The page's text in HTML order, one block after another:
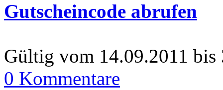
Gutscheincode abrufen
Gültig vom 14.09.2011 bis
0 Kommentare